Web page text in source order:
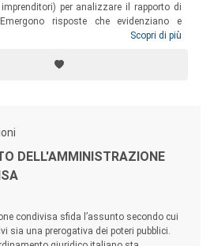
per analizzare il rapporto di
risposte che evidenziano e
sempre più attuali e cruciali:
famiglia, per raggiungere la parità
mutamento in tempi di post
Scopri di più
DELL'AMMINISTRAZIONE
condivisa sfida l’assunto secondo cui
sia una prerogativa dei poteri pubblici.